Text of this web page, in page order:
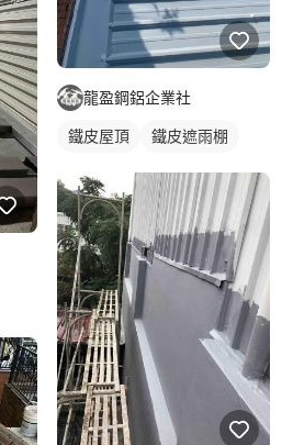
龍盈鋼鋁企業社
鐵皮屋頂 鐵皮遮雨棚